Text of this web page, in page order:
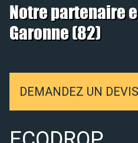
Notre partenaire
Garonne (82)
DEMANDEZ UN DEVIS